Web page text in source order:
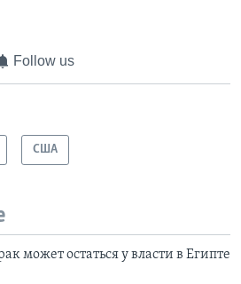
Follow us
США
может остаться у власти в Египте